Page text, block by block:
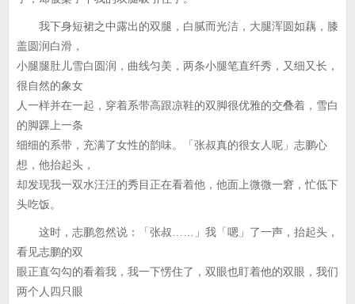
我下身短裙之中露出的双腿，白腻而光洁，大腿浑圆如藕，膝
盖圆润白滑，
小腿腿肚儿雪白圆润，曲线匀美，两条小腿笔直纤秀，又细又长，
很自然的象女
人一样并在一起，穿着系带高跟凉鞋的双脚很优雅的交叠着，雪白
的脚踝上一条
细细的系带，充满了女性的韵味。「张叔真的很女人呢」志鹏心
想，他抬起头，
却发现我一双水汪汪的秀目正在看着他，他面上微微一窘，忙低下
头吃饭。
这时，志鹏忽然说：「张叔……」我「嗯」了一声，抬起头，
看见志鹏的双
眼正直勾勾的看着我，我一下愣住了，双眼也盯着他的双眼，我们
两个人四只眼